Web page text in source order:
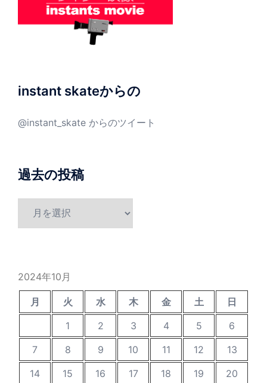
instant skateからの
@instant_skate からのツイート
過去の投稿
2024年10月
月 火 水 木 金 土
日
1
2 3 4 5
6
7
8 9 10 11 12
13
14
15 16 17 18 19
20